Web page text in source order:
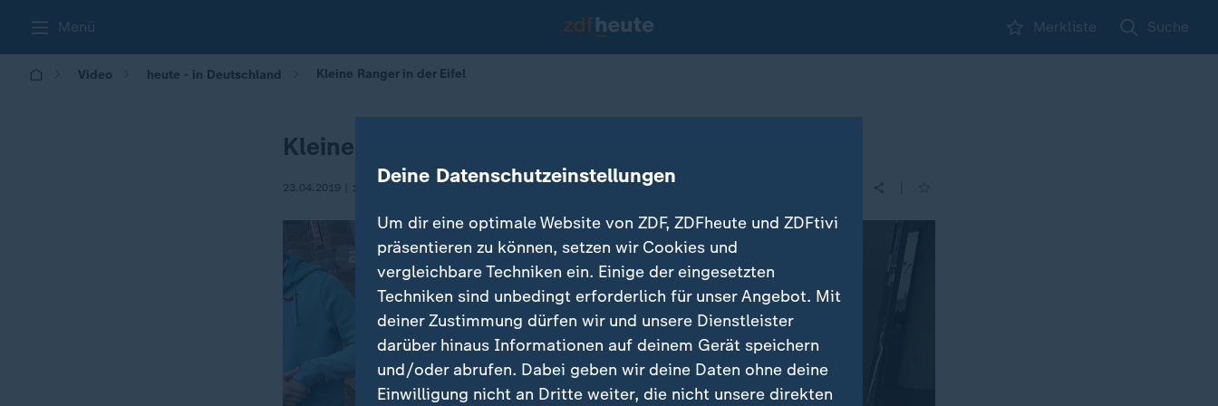
Menü Merkliste Suche
Video heute - in Deutschland Kleine Ranger in der Eifel
Kleine Ranger in der Eifel
23.04.2019 | 14:00 Deine Datenschutzeinstellungen
Um dir eine optimale Website von ZDF, ZDFheute und ZDFtivi
präsentieren zu können, setzen wir Cookies und
vergleichbare Techniken ein. Einige der eingesetzten
Techniken sind unbedingt erforderlich für unser Angebot. Mit
deiner Zustimmung dürfen wir und unsere Dienstleister
darüber hinaus Informationen auf deinem Gerät speichern
und/oder abrufen. Dabei geben wir deine Daten ohne deine
Einwilligung nicht an Dritte weiter, die nicht unsere direkten